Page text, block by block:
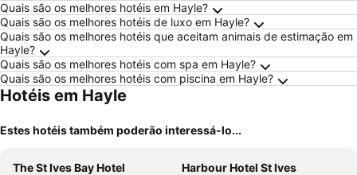
Quais são os melhores hotéis em Hayle?
Quais são os melhores hotéis de luxo em Hayle?
Quais são os melhores hotéis que aceitam animais de estimação em
Hayle?
Quais são os melhores hotéis com spa em Hayle?
Quais são os melhores hotéis com piscina em Hayle?
Hotéis em Hayle
Estes hotéis também poderão interessá-lo...
The St Ives Bay Hotel
Harbour Hotel St Ives